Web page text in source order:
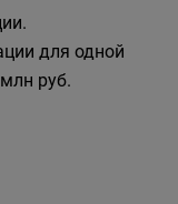
для одной
руб.